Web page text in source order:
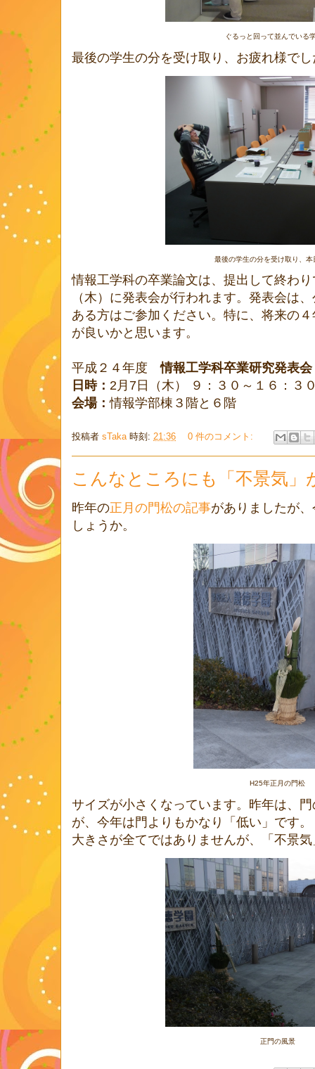
ぐるっと回って並んでいる
最後の学生の分を受け取り、お疲れ様でし
最後の学生の分を受け取り、本
情報工学科の卒業論文は、提出して終わ
（木）に発表会が行われます。発表会は
ある方はご参加ください。特に、将来の
が良いかと思います。
平成２４年度情報工学科卒業研究発表会
日時： 2月7日（木） ９：３０～１６：３
会場：情報学部棟３階と６階
投稿者 sTaka 時刻: 21:36 0 件のコメント:
こんなところにも「不景気」
昨年の正月の門松の記事がありましたが
しょうか。
H25年正月の門松
サイズが小さくなっています。昨年は、
が、今年は門よりもかなり「低い」です。
大きさが全てではありませんが、「不景
正門の風景